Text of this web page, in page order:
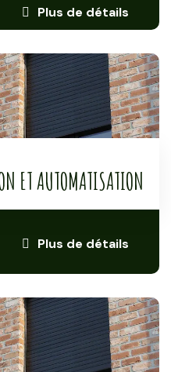
Plus de détails
Plus de détails
ET AUTOMATISATION